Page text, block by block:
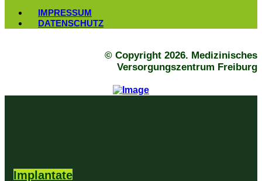
IMPRESSUM
DATENSCHUTZ
© Copyright 2026. Medizinisches
Versorgungszentrum Freiburg
Implantate